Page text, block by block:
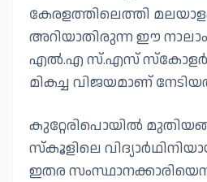
കേരളത്തിലെത്തി
അറിയാതിരുന്ന ഈ നാലാം
എൽ.എ സ്.എസ്
മികച്ച വിജയമാണ്
കുറ്റേരിപൊയിൽ
സ്‌കൂളിലെ
ഇതര